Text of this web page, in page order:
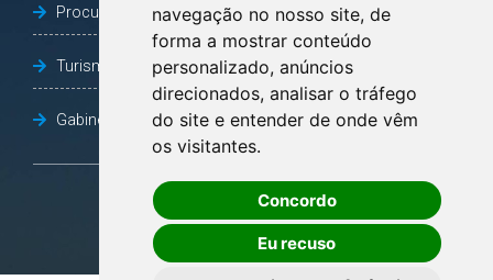
navegação no nosso site, de
forma a mostrar conteúdo
personalizado, anúncios
direcionados, analisar o tráfego
do site e entender de onde vêm
os visitantes.
Concordo
Eu recuso
Procuradoria Geral do Município
Turismo, Desporto e Cultura
Gabinete Vice-Prefeito
OUVIDORIA